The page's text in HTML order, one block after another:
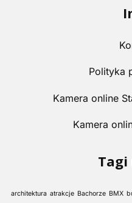
Polityka
Kamera online
Kamera
Tagi
architektura atrakcje Bachorze BMX